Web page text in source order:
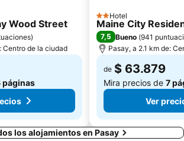
Wood Street
)
Centro de la ciudad
páginas
2 Estrellas
Hotel
Maine City
7,5 Bueno (941
Pasay, a 2.1 km de:
de $ 63.879
Mira precios de 7
Ver
los alojamientos en Pasay